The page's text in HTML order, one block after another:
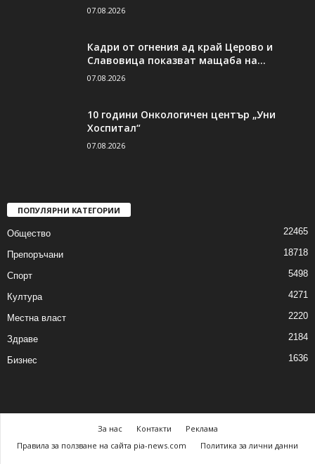
07.08.2026
Кадри от огнения ад край Церово и
Славовица показват мащаба на...
07.08.2026
10 години Онкологичен център „Уни
Хоспитал“
07.08.2026
ПОПУЛЯРНИ КАТЕГОРИИ
Общество 22465
Препоръчани 18718
Спорт 5498
Култура 4271
Местна власт 2220
Здраве 2184
Бизнес 1636
За нас Контакти
Реклама
Правила за ползване на сайта pia-news.com
Политика за лични данни